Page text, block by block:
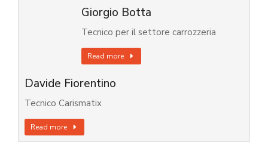
Giorgio Botta
Tecnico per il settore carrozzeria
Read more
Davide Fiorentino
Tecnico Carismatix
Read more